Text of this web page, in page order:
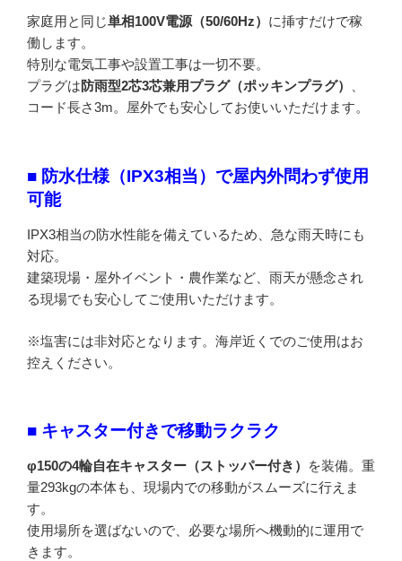
家庭用と同じ単相100V電源（50/60Hz） に挿すだけで稼
働します。
特別な電気工事や設置工事は一切不要。
プラグは防雨型2芯3芯兼用プラグ（ポッキンプラグ）
、
コード長さ3m。屋外でも安心してお使いいただけます。
■ 防水仕様（IPX3相当）で屋内外問わず使用
可能
IPX3相当の防水性能を備えているため、急な雨天時にも
対応。
建築現場・屋外イベント・農作業など、雨天が懸念され
る現場でも安心してご使用いただけます。
※塩害には非対応となります。海岸近くでのご使用はお
控えください。
■ キャスター付きで移動ラクラク
φ150の4輪自在キャスター（ストッパー付き）
を装備。重
量293kgの本体も、現場内での移動がスムーズに行えま
す。
使用場所を選ばないので、必要な場所へ機動的に運用で
きます。